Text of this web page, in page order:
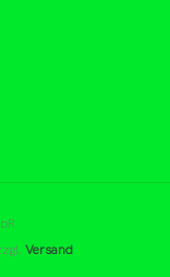
Versand